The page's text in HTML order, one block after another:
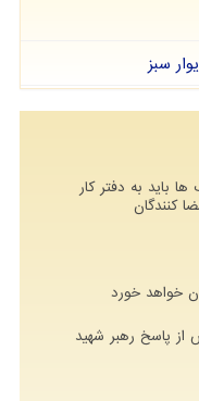
سبز
ها باید به دفتر کار
کنندگان
خواهد خورد
پاسخ رهبر شهید